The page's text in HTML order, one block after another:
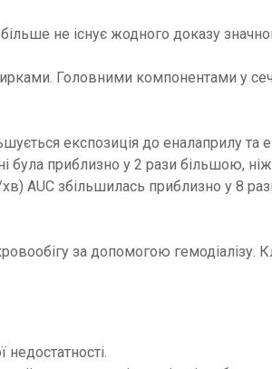
не існує жодного доказу
Головними компонентами у
експозиція до еналаприлу
була приблизно у 2 рази більшою,
AUC збільшилась приблизно у 8
за допомогою гемодіалізу.